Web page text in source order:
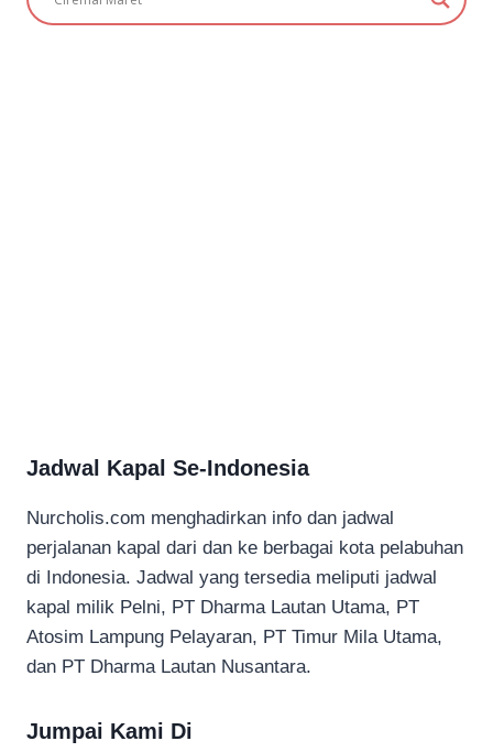
Jadwal Kapal Se-Indonesia
Nurcholis.com menghadirkan info dan jadwal
perjalanan kapal dari dan ke berbagai kota pelabuhan
di Indonesia. Jadwal yang tersedia meliputi jadwal
kapal milik Pelni, PT Dharma Lautan Utama, PT
Atosim Lampung Pelayaran, PT Timur Mila Utama,
dan PT Dharma Lautan Nusantara.
Jumpai Kami Di